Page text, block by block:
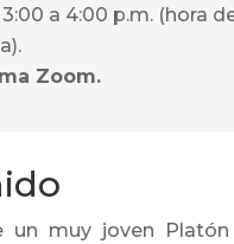
a 4:00 p.m. (hora
Zoom.
un muy joven